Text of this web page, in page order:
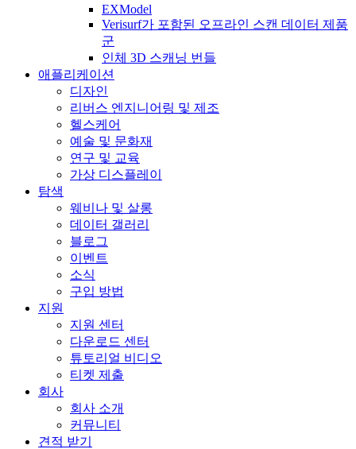
EXModel
Verisurf가 포함된 오프라인 스캔 데이터 제품
군
인체 3D 스캐닝 번들
애플리케이션
디자인
리버스 엔지니어링 및 제조
헬스케어
예술 및 문화재
연구 및 교육
가상 디스플레이
탐색
웨비나 및 살롱
데이터 갤러리
블로그
이벤트
소식
구입 방법
지원
지원 센터
다운로드 센터
튜토리얼 비디오
티켓 제출
회사
회사 소개
커뮤니티
견적 받기